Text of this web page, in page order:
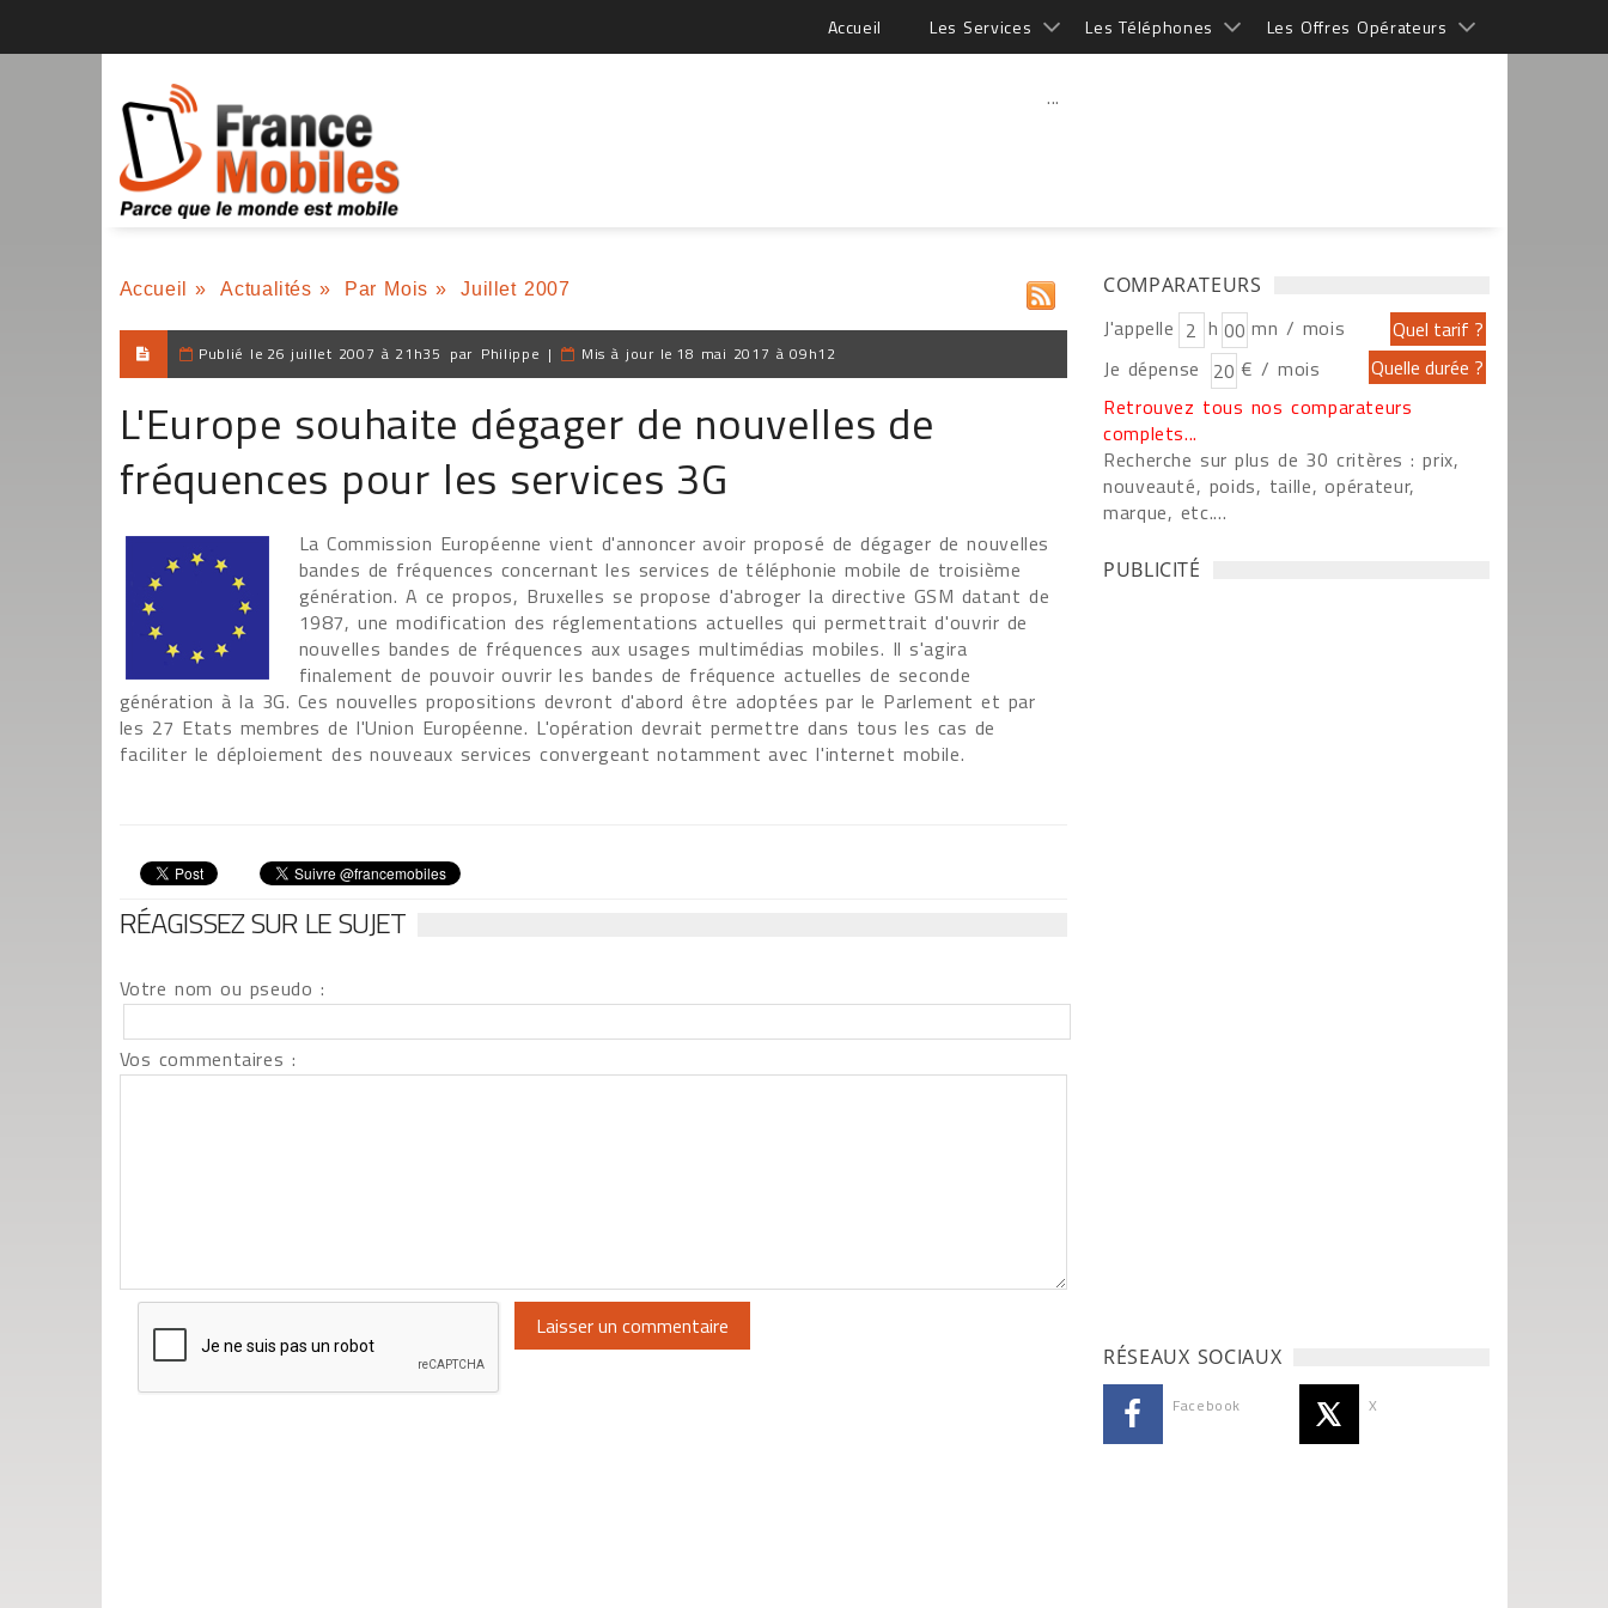
Accueil Les Services Les Téléphones Les Offres Opérateurs
...
Accueil » Actualités » Par Mois » Juillet 2007
Publié le 26 juillet 2007 à 21h35 par Philippe | Mis à jour le 18 mai 2017 à 09h12
L'Europe souhaite dégager de nouvelles de
fréquences pour les services 3G
La Commission Européenne vient d'annoncer avoir proposé de dégager de nouvelles
bandes de fréquences concernant les services de téléphonie mobile de troisième
génération. A ce propos, Bruxelles se propose d'abroger la directive GSM datant de
1987, une modification des réglementations actuelles qui permettrait d'ouvrir de
nouvelles bandes de fréquences aux usages multimédias mobiles. Il s'agira
finalement de pouvoir ouvrir les bandes de fréquence actuelles de seconde
génération à la 3G. Ces nouvelles propositions devront d'abord être adoptées par le Parlement et par
les 27 Etats membres de l'Union Européenne. L'opération devrait permettre dans tous les cas de
faciliter le déploiement des nouveaux services convergeant notamment avec l'internet mobile.
RÉAGISSEZ SUR LE SUJET
Votre nom ou pseudo :
Vos commentaires :
COMPARATEURS
J'appelle h
mn / mois
Je dépense
€ / mois
Retrouvez tous nos comparateurs
complets...
Recherche sur plus de 30 critères : prix,
nouveauté, poids, taille, opérateur,
marque, etc....
PUBLICITÉ
RÉSEAUX SOCIAUX
Facebook X